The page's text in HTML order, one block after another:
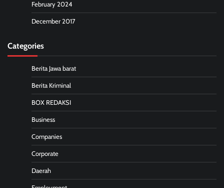
February 2024
December 2017
Categories
Berita Jawa barat
Berita Kriminal
BOX REDAKSI
Business
Companies
Corporate
Daerah